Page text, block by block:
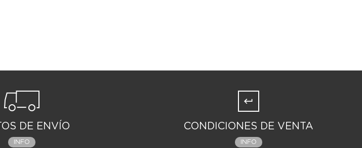
DE ENVÍO
INFO
CONDICIONES DE VENTA
INFO